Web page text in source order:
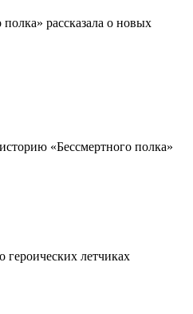
рассказала о новых
«Бессмертного полка»
героических летчиках